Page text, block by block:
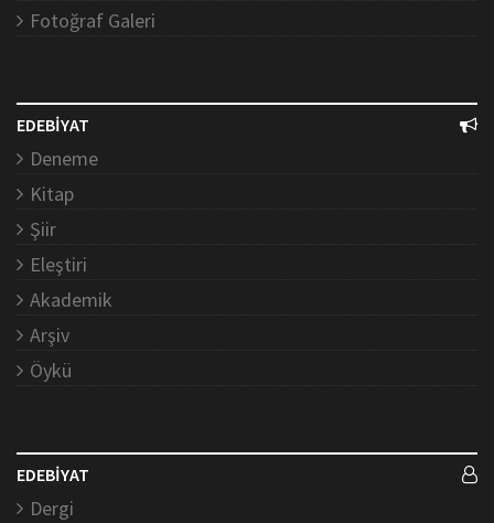
Fotoğraf Galeri
EDEBİYAT
Deneme
Kitap
Şiir
Eleştiri
Akademik
Arşiv
Öykü
EDEBİYAT
Dergi